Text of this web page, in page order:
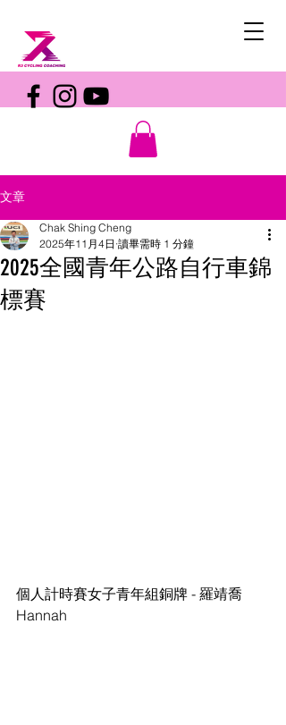
文章
2025全國青年公路自行車錦
標賽
Chak Shing Cheng
2025年11月4日 讀畢需時 1 分鐘
個人計時賽女子青年組銅牌 - 羅靖喬
Hannah